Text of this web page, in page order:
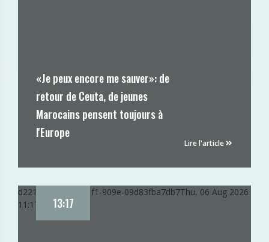
«Je peux encore me sauver»: de
retour de Ceuta, de jeunes
Marocains pensent toujours à
l'Europe
Lire l'article
d221dd64-9186-11f1-909e-09d83fba7db7Thu, 06 Aug 2026
11:17:05 GMT
13:17